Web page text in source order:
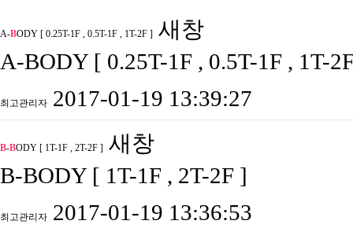
A-BODY [ 0.25T-1F , 0.5T-1F , 1T-2F ] 새창
A-BODY [ 0.25T-1F , 0.5T-1F , 1T-
최고관리자 2017-01-19 13:39:27
B-BODY [ 1T-1F , 2T-2F ] 새창
B-BODY [ 1T-1F , 2T-2F ]
최고관리자 2017-01-19 13:36:53